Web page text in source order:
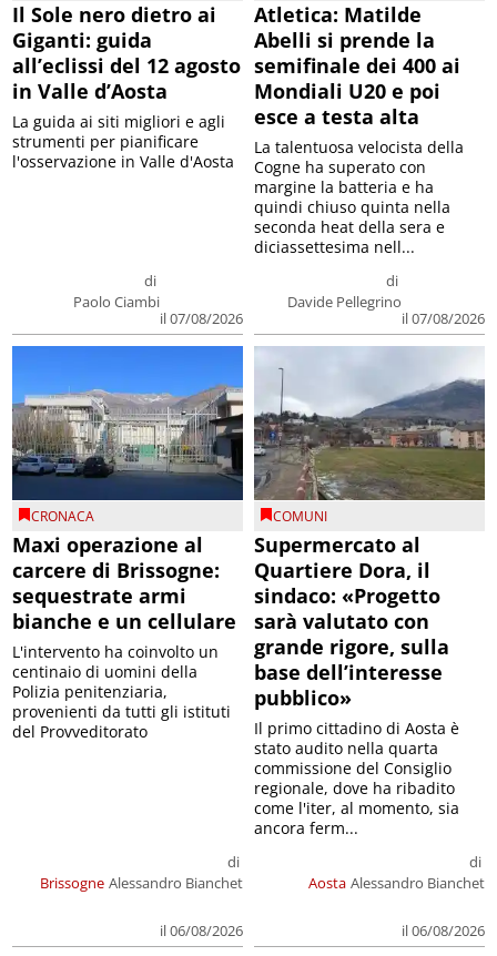
Il Sole nero dietro ai
Giganti: guida
all’eclissi del 12 agosto
in Valle d’Aosta
di
Paolo Ciambi
il 07/08/2026
La guida ai siti migliori e agli
strumenti per pianificare
l'osservazione in Valle d'Aosta
Atletica: Matilde
Abelli si prende la
semifinale dei 400 ai
Mondiali U20 e poi
esce a testa alta
di
Davide Pellegrino
il 07/08/2026
La talentuosa velocista della
Cogne ha superato con
margine la batteria e ha
quindi chiuso quinta nella
seconda heat della sera e
diciassettesima nell...
CRONACA
Maxi operazione al
carcere di Brissogne:
sequestrate armi
bianche e un cellulare
Brissogne
di
Alessandro Bianchet
il 06/08/2026
L'intervento ha coinvolto un
centinaio di uomini della
Polizia penitenziaria,
provenienti da tutti gli istituti
del Provveditorato
COMUNI
Supermercato al
Quartiere Dora, il
sindaco: «Progetto
sarà valutato con
grande rigore, sulla
base dell’interesse
pubblico»
Aosta
di
Alessandro Bianchet
il 06/08/2026
Il primo cittadino di Aosta è
stato audito nella quarta
commissione del Consiglio
regionale, dove ha ribadito
come l'iter, al momento, sia
ancora ferm...